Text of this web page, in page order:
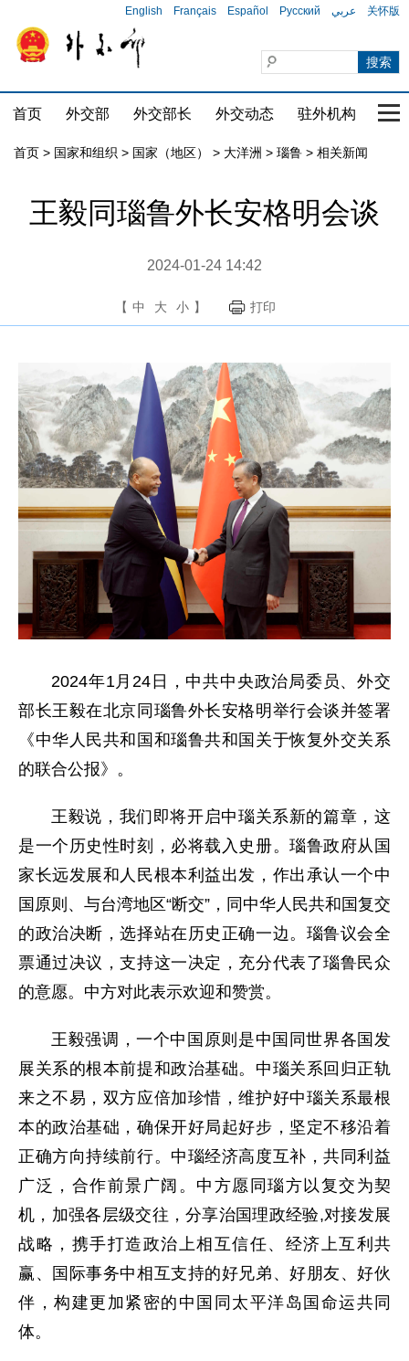
English Français Español Русский عربي 关怀版
首页 外交部 外交部长 外交动态 驻外机构 国
首页 > 国家和组织 > 国家（地区） > 大洋洲 > 瑙鲁 > 相关新闻
王毅同瑙鲁外长安格明会谈
2024-01-24 14:42
【 中 大 小 】 打印
2024年1月24日，中共中央政治局委员、外交
部长王毅在北京同瑙鲁外长安格明举行会谈并签署
《中华人民共和国和瑙鲁共和国关于恢复外交关系
的联合公报》。
王毅说，我们即将开启中瑙关系新的篇章，这
是一个历史性时刻，必将载入史册。瑙鲁政府从国
家长远发展和人民根本利益出发，作出承认一个中
国原则、与台湾地区“断交”，同中华人民共和国复交
的政治决断，选择站在历史正确一边。瑙鲁议会全
票通过决议，支持这一决定，充分代表了瑙鲁民众
的意愿。中方对此表示欢迎和赞赏。
王毅强调，一个中国原则是中国同世界各国发
展关系的根本前提和政治基础。中瑙关系回归正轨
来之不易，双方应倍加珍惜，维护好中瑙关系最根
本的政治基础，确保开好局起好步，坚定不移沿着
正确方向持续前行。中瑙经济高度互补，共同利益
广泛，合作前景广阔。中方愿同瑙方以复交为契
机，加强各层级交往，分享治国理政经验,对接发展
战略，携手打造政治上相互信任、经济上互利共
赢、国际事务中相互支持的好兄弟、好朋友、好伙
伴，构建更加紧密的中国同太平洋岛国命运共同
体。